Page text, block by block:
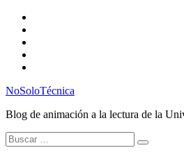
Saltar
contenido
NoSoloTécnica
Blog de animación a la lectura de la
Buscar: